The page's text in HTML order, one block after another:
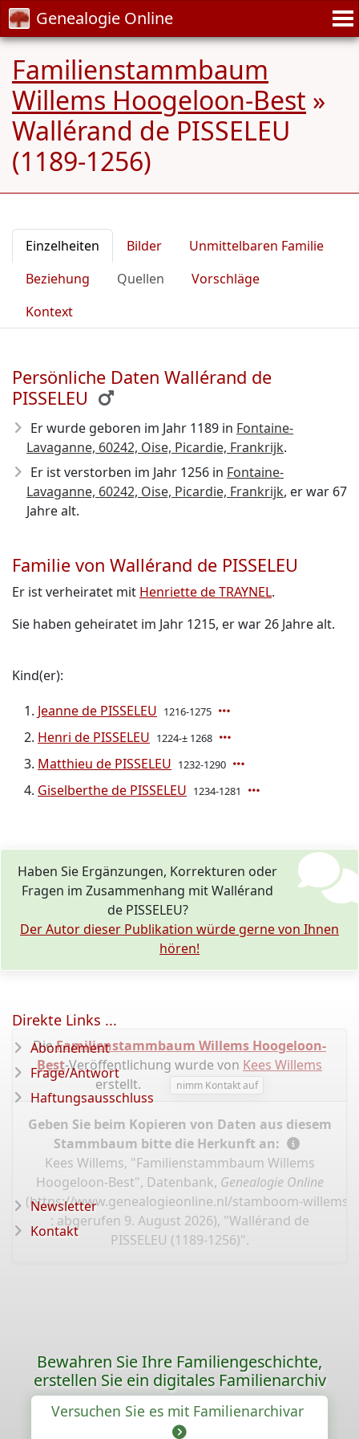
Genealogie Online
Familienstammbaum
Willems Hoogeloon-Best »
Wallérand de PISSELEU
(1189-1256)
Einzelheiten Bilder
Unmittelbaren Familie
Beziehung
Quellen
Vorschläge
Kontext
Persönliche Daten Wallérand de
PISSELEU
Er wurde geboren im Jahr 1189 in Fontaine-
Lavaganne, 60242, Oise, Picardie, Frankrijk.
Er ist verstorben im Jahr 1256 in Fontaine-
Lavaganne, 60242, Oise, Picardie, Frankrijk, er war 67
Jahre alt.
Familie von Wallérand de PISSELEU
Er ist verheiratet mit Henriette de TRAYNEL.
Sie haben geheiratet im Jahr 1215, er war 26 Jahre alt.
Kind(er):
Jeanne de PISSELEU 1216-1275
Henri de PISSELEU 1224-± 1268
Matthieu de PISSELEU 1232-1290
Giselberthe de PISSELEU 1234-1281
Haben Sie Ergänzungen, Korrekturen oder
Fragen im Zusammenhang mit Wallérand
de PISSELEU?
Der Autor dieser Publikation würde gerne von Ihnen
hören!
DieFamilienstammbaum Willems Hoogeloon-
Best-Veröffentlichung wurde von Kees Willems
erstellt.
nimm Kontakt auf
Geben Sie beim Kopieren von Daten aus diesem
Stammbaum bitte die Herkunft an:
Kees Willems, "Familienstammbaum Willems
Hoogeloon-Best", Datenbank, Genealogie Online
(https://www.genealogieonline.nl/stamboom-willems-
: abgerufen 9. August 2026), "Wallérand de
PISSELEU (1189-1256)".
Direkte Links ...
Abonnement
Frage/Antwort
Haftungsausschluss
Newsletter
Kontakt
Bewahren Sie Ihre Familiengeschichte,
erstellen Sie ein digitales Familienarchiv
Versuchen Sie es mit Familienarchivar